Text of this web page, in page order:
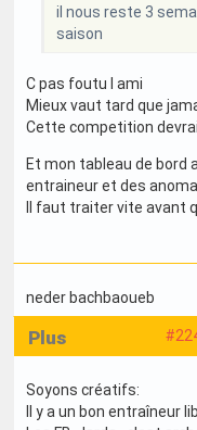
il nous reste 3
saison
C pas foutu l ami
Mieux vaut tard que
Cette competition
Et mon tableau de bord
entraineur et des
Il faut traiter vite avant
neder bachbaoueb
Plus
Soyons créatifs:
Il y a un bon entraîneur